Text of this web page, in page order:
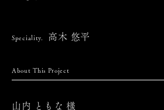
Speciality. 高木 悠平
About This Project
山内 ともな 様